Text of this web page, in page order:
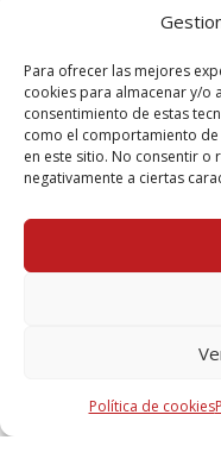
Para ofrecer las mejores
cookies para almacenar y/o
consentimiento de estas
como el comportamiento
en este sitio. No consentir
negativamente a ciertas
Política de cookies
de 50mm, por isso o
Ficha para